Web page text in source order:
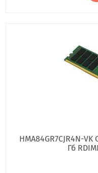
HMA84GR7CJR4N-
Гб